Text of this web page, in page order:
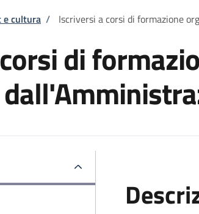
e cultura / Iscriversi a corsi di formazione
di